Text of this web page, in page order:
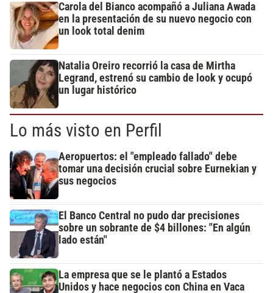
Carola del Bianco acompañó a Juliana Awada
en la presentación de su nuevo negocio con
un look total denim
Natalia Oreiro recorrió la casa de Mirtha
Legrand, estrenó su cambio de look y ocupó
un lugar histórico
Lo más visto en Perfil
Aeropuertos: el "empleado fallado" debe
tomar una decisión crucial sobre Eurnekian y
sus negocios
El Banco Central no pudo dar precisiones
sobre un sobrante de $4 billones: "En algún
lado están"
La empresa que se le plantó a Estados
Unidos y hace negocios con China en Vaca